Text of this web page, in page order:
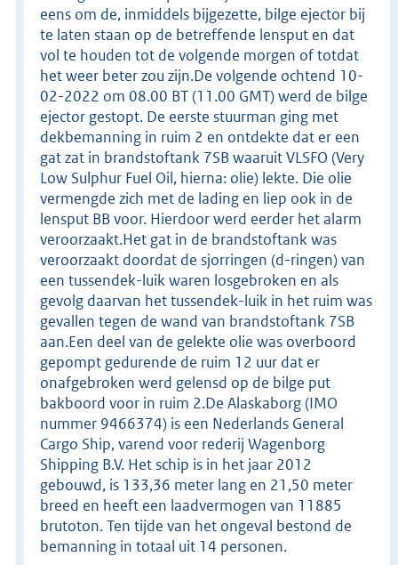
eens om de, inmiddels bijgezette, bilge ejector bij
te laten staan op de betreffende lensput en dat
vol te houden tot de volgende morgen of totdat
het weer beter zou zijn.De volgende ochtend 10-
02-2022 om 08.00 BT (11.00 GMT) werd de bilge
ejector gestopt. De eerste stuurman ging met
dekbemanning in ruim 2 en ontdekte dat er een
gat zat in brandstoftank 7SB waaruit VLSFO (Very
Low Sulphur Fuel Oil, hierna: olie) lekte. Die olie
vermengde zich met de lading en liep ook in de
lensput BB voor. Hierdoor werd eerder het alarm
veroorzaakt.Het gat in de brandstoftank was
veroorzaakt doordat de sjorringen (d-ringen) van
een tussendek-luik waren losgebroken en als
gevolg daarvan het tussendek-luik in het ruim was
gevallen tegen de wand van brandstoftank 7SB
aan.Een deel van de gelekte olie was overboord
gepompt gedurende de ruim 12 uur dat er
onafgebroken werd gelensd op de bilge put
bakboord voor in ruim 2.De Alaskaborg (IMO
nummer 9466374) is een Nederlands General
Cargo Ship, varend voor rederij Wagenborg
Shipping B.V. Het schip is in het jaar 2012
gebouwd, is 133,36 meter lang en 21,50 meter
breed en heeft een laadvermogen van 11885
brutoton. Ten tijde van het ongeval bestond de
bemanning in totaal uit 14 personen.